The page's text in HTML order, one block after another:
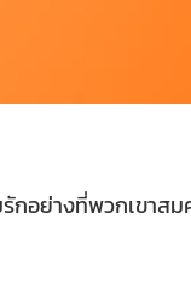
อย่างที่พวกเขาส